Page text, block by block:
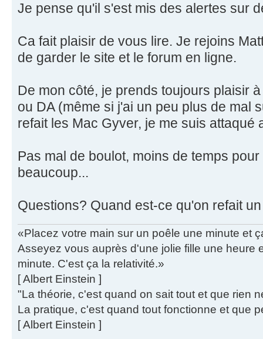
Je pense qu'il s'est mis des alertes sur
Ca fait plaisir de vous lire. Je rejoins
de garder le site et le forum en ligne.
De mon côté, je prends toujours plaisir
ou DA (même si j'ai un peu plus de mal
refait les Mac Gyver, je me suis attaqué
Pas mal de boulot, moins de temps
beaucoup...
Questions? Quand est-ce qu'on refait
«Placez votre main sur un poêle une minute et
Asseyez vous auprès d'une jolie fille une heure
minute. C'est ça la relativité.»
[ Albert Einstein ]
"La théorie, c'est quand on sait tout et que rien
La pratique, c'est quand tout fonctionne et que
[ Albert Einstein ]